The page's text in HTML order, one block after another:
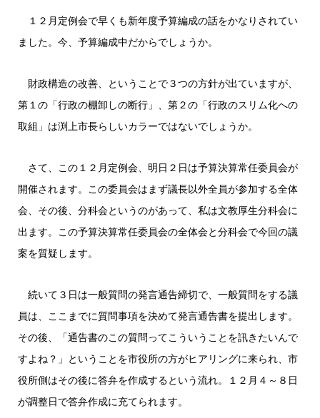
１２月定例会で早くも新年度予算編成の話をかなりされてい
ました。今、予算編成中だからでしょうか。
財政構造の改善、ということで３つの方針が出ていますが、
第１の「行政の棚卸しの断行」、第２の「行政のスリム化への
取組」は渕上市長らしいカラーではないでしょうか。
さて、この１２月定例会、明日２日は予算決算常任委員会が
開催されます。この委員会はまず議長以外全員が参加する全体
会、その後、分科会というのがあって、私は文教厚生分科会に
出ます。この予算決算常任委員会の全体会と分科会で今回の議
案を質疑します。
続いて３日は一般質問の発言通告締切で、一般質問をする議
員は、ここまでに質問事項を決めて発言通告書を提出します。
その後、「通告書のこの質問ってこういうことを訊きたいんで
すよね？」ということを市役所の方がヒアリングに来られ、市
役所側はその後に答弁を作成するという流れ。１２月４～８日
が調整日で答弁作成に充てられます。